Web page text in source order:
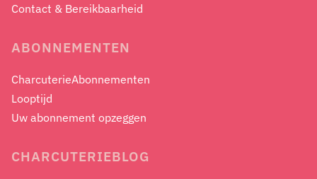
Contact & Bereikbaarheid
ABONNEMENTEN
CharcuterieAbonnementen
Looptijd
Uw abonnement opzeggen
CHARCUTERIEBLOG